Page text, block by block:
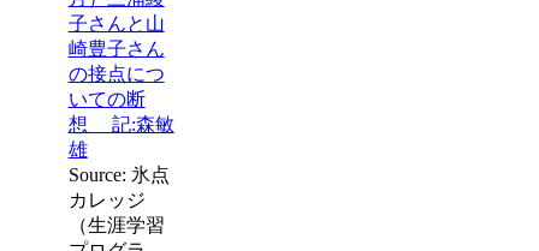
子さんと山
崎豊子さん
の接点につ
いての断
想 記:森敏
雄
Source: 氷点
カレッジ
（生涯学習